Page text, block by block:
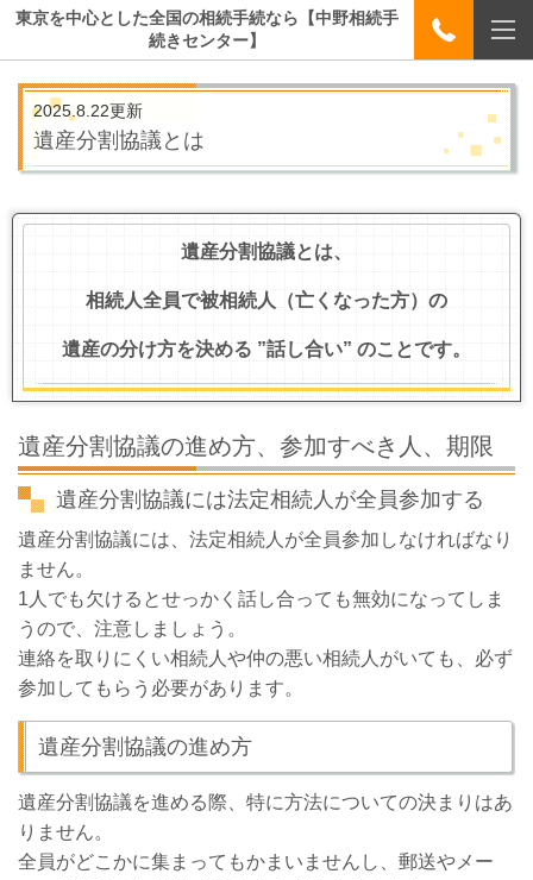
東京を中心とした全国の相続手続なら【中野相続手
続きセンター】
2025.8.22更新
遺産分割協議とは
遺産分割協議とは、
相続人全員で被相続人（亡くなった方）の
遺産の分け方を決める ”話し合い” のことです。
遺産分割協議の進め方、参加すべき人、期限
遺産分割協議には法定相続人が全員参加する
遺産分割協議には、法定相続人が全員参加しなければなり
ません。
1人でも欠けるとせっかく話し合っても無効になってしま
うので、注意しましょう。
連絡を取りにくい相続人や仲の悪い相続人がいても、必ず
参加してもらう必要があります。
遺産分割協議の進め方
遺産分割協議を進める際、特に方法についての決まりはあ
りません。
全員がどこかに集まってもかまいませんし、郵送やメー